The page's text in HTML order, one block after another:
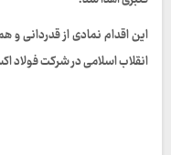
این اقدام نمادی از قدردانی و
انقلاب اسلامی در شرکت